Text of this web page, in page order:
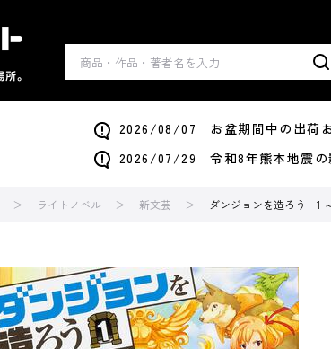
2026/08/07 お盆期間中の出荷
2026/07/29 令和8年熊本地震の
ライトノベル 新文芸 ダンジョンを造ろう 1